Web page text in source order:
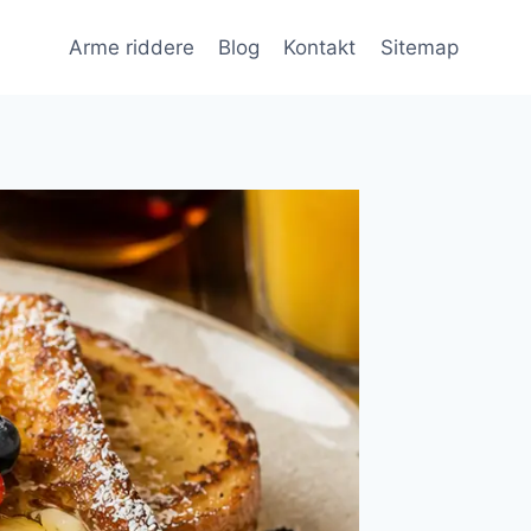
Arme riddere Blog Kontakt Sitemap